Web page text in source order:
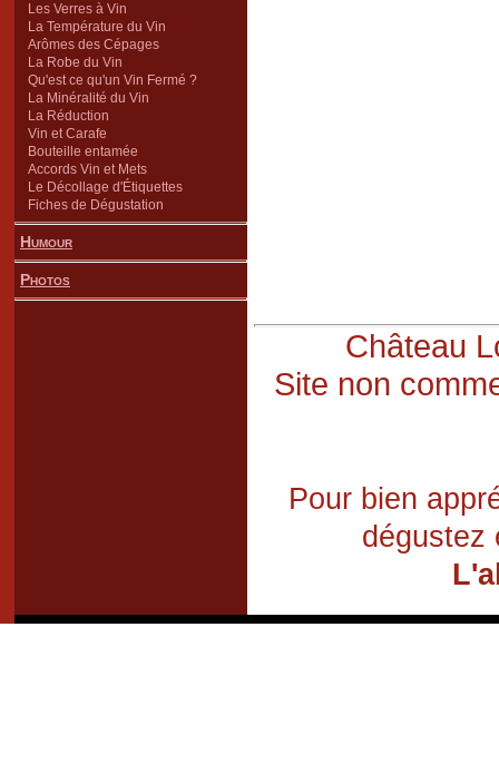
Les Verres à Vin
La Température du Vin
Arômes des Cépages
La Robe du Vin
Qu'est ce qu'un Vin Fermé ?
La Minéralité du Vin
La Réduction
Vin et Carafe
Bouteille entamée
Accords Vin et Mets
Le Décollage d'Étiquettes
Fiches de Dégustation
Humour
Photos
Château
Site non
Pour bien
dégustez